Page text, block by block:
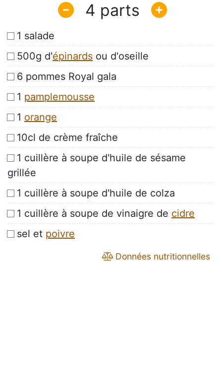
4
1 salade
500g d'épinards ou d'oseille
6 pommes Royal gala
1 pamplemousse
1 orange
10cl de crème fraîche
1 cuillère à soupe d'huile de sésame
grillée
1 cuillère à soupe d'huile de colza
1 cuillère à soupe de vinaigre de cidre
sel et poivre
Données nutritionnelles